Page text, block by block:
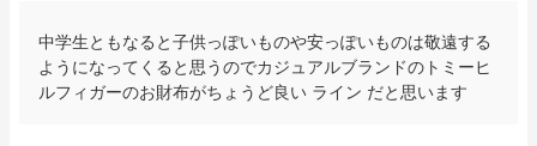
中学生ともなると子供っぽいものや安っぽいものは敬遠する
ようになってくると思うのでカジュアルブランドのトミーヒ
ルフィガーのお財布がちょうど良い ライン だと思います